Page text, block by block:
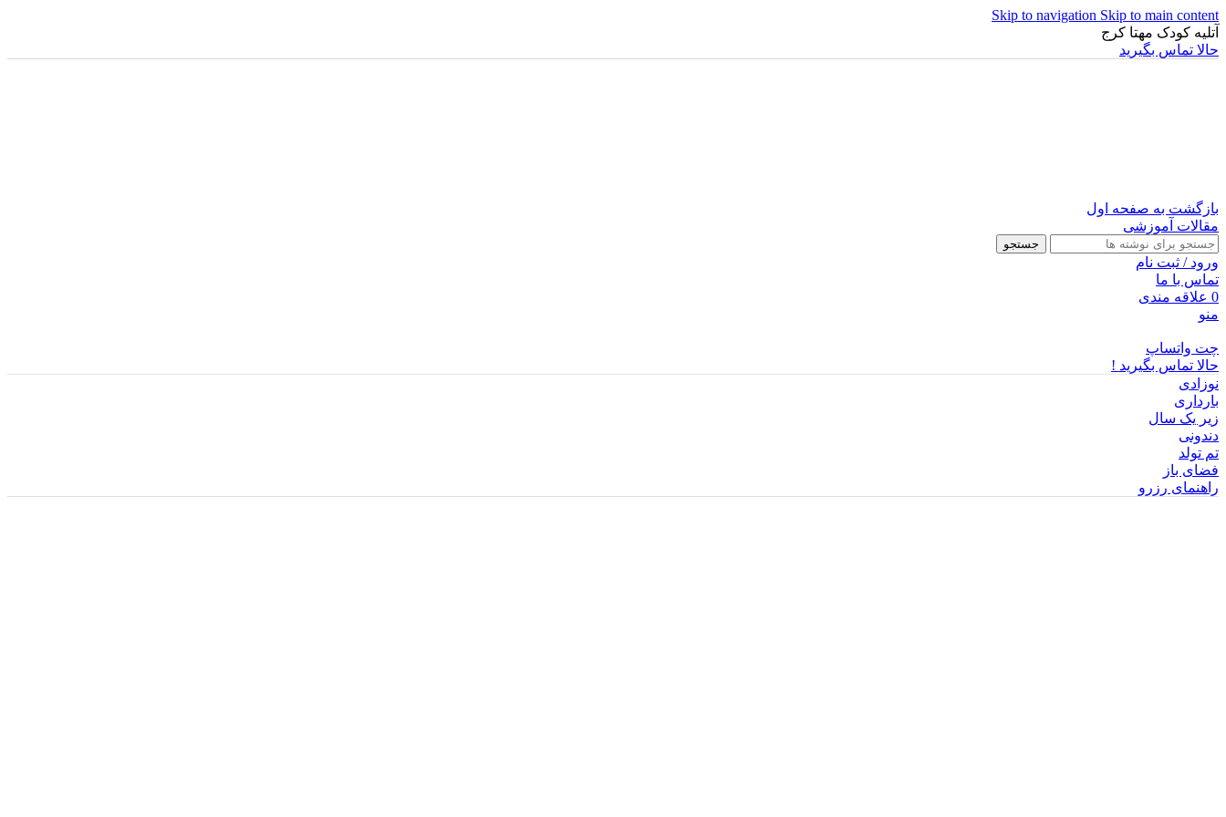
Skip to navigation Skip to main content
آتلیه کودک مهتا کرج
حالا تماس بگیرید
بازگشت به صفحه اول
مقالات آموزشی
جستجو
ورود / ثبت نام
تماس با ما
0 علاقه مندی
منو
چت واتساپ
حالا تماس بگیرید !
نوزادی
بارداری
زیر یک سال
دندونی
تم تولد
فضای باز
راهنمای رزرو